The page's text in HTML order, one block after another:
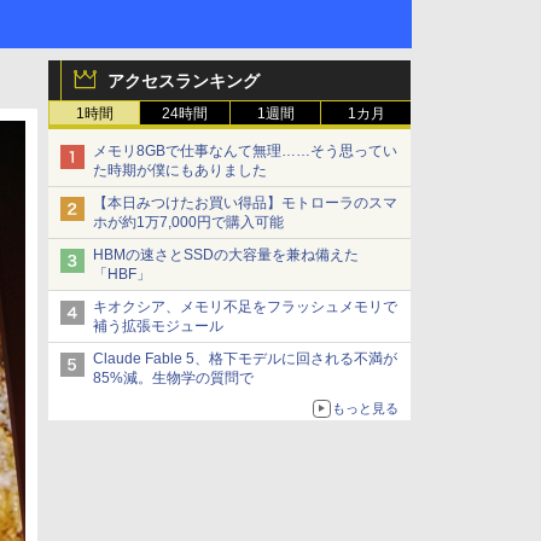
アクセスランキング
1時間 24時間 1週間 1カ月
メモリ8GBで仕事なんて無理……そう思ってい
た時期が僕にもありました
【本日みつけたお買い得品】モトローラのスマ
ホが約1万7,000円で購入可能
HBMの速さとSSDの大容量を兼ね備えた
「HBF」
キオクシア、メモリ不足をフラッシュメモリで
補う拡張モジュール
Claude Fable 5、格下モデルに回される不満が
85%減。生物学の質問で
もっと見る